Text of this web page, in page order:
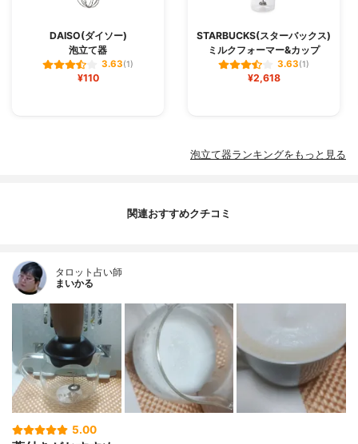
DAISO(ダイソー)
泡立て器
3.63(1)
¥110
STARBUCKS(スターバックス)
ミルクフォーマー&カップ
3.63(1)
¥2,618
泡立て器ランキングをもっと見る
関連おすすめクチコミ
タロット占い師
まいかる
5.00